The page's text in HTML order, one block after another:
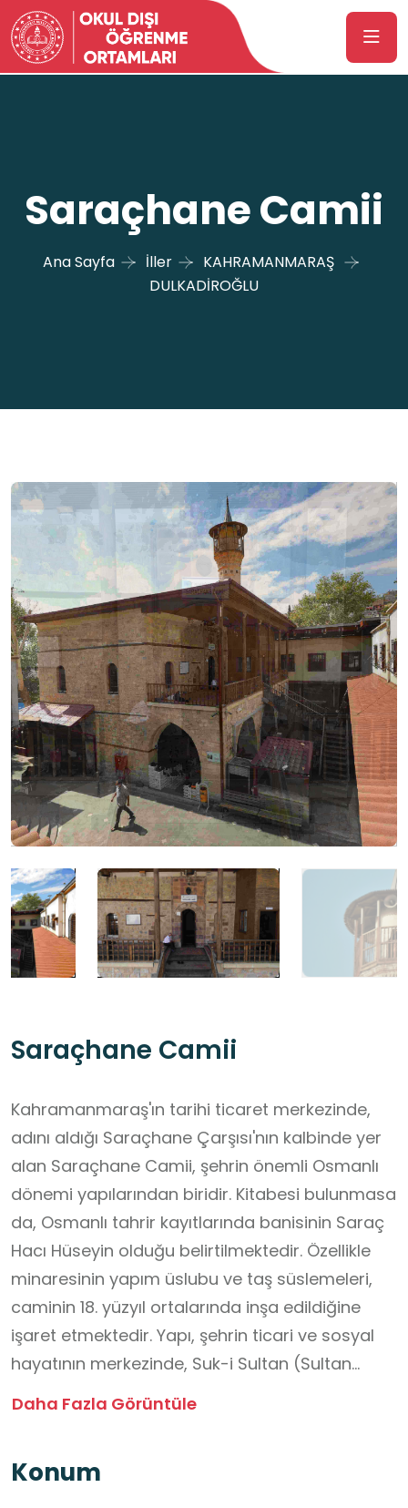
Saraçhane Camii
Ana Sayfa İller
KAHRAMANMARAŞ
DULKADİROĞLU
Saraçhane Camii
Kahramanmaraş'ın tarihi ticaret merkezinde,
adını aldığı Saraçhane Çarşısı'nın kalbinde yer
alan Saraçhane Camii, şehrin önemli Osmanlı
dönemi yapılarından biridir. Kitabesi bulunmasa
da, Osmanlı tahrir kayıtlarında banisinin Saraç
Hacı Hüseyin olduğu belirtilmektedir. Özellikle
minaresinin yapım üslubu ve taş süslemeleri,
caminin 18. yüzyıl ortalarında inşa edildiğine
işaret etmektedir. Yapı, şehrin ticari ve sosyal
hayatının merkezinde, Suk-i Sultan (Sultan
Çarşısı) olarak da bilinen tarihi pazarın içinde
gören cami, tarihi dokusuna sadık kalınarak
Daha Fazla Görüntüle
Konum